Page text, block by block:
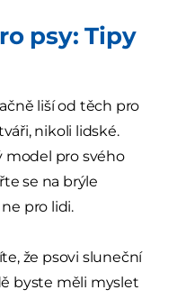
psy: Tipy
liší od těch pro
nikoli lidské.
pro svého
se na brýle
pro lidi.
že psovi sluneční
byste měli myslet